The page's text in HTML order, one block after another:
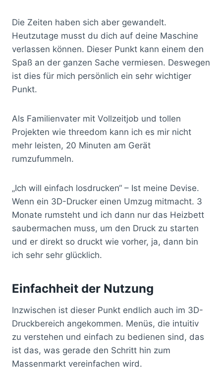
Die Zeiten haben sich aber gewandelt.
Heutzutage musst du dich auf deine Maschine
verlassen können. Dieser Punkt kann einem den
Spaß an der ganzen Sache vermiesen. Deswegen
ist dies für mich persönlich ein sehr wichtiger
Punkt.
Als Familienvater mit Vollzeitjob und tollen
Projekten wie threedom kann ich es mir nicht
mehr leisten, 20 Minuten am Gerät
rumzufummeln.
„Ich will einfach losdrucken“ – Ist meine Devise.
Wenn ein 3D-Drucker einen Umzug mitmacht. 3
Monate rumsteht und ich dann nur das Heizbett
saubermachen muss, um den Druck zu starten
und er direkt so druckt wie vorher, ja, dann bin
ich sehr sehr glücklich.
Einfachheit der Nutzung
Inzwischen ist dieser Punkt endlich auch im 3D-
Druckbereich angekommen. Menüs, die intuitiv
zu verstehen und einfach zu bedienen sind, das
ist das, was gerade den Schritt hin zum
Massenmarkt vereinfachen wird.